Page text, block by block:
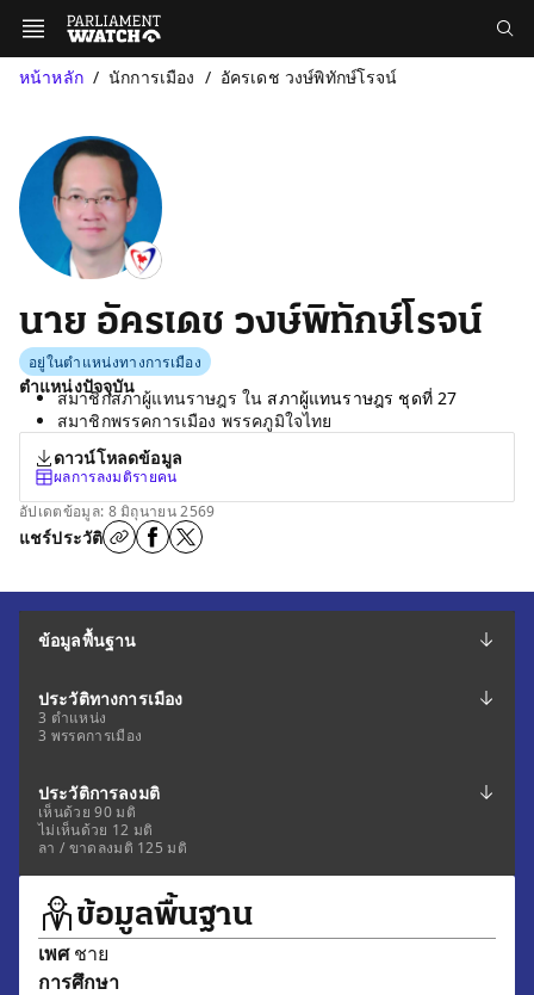
หน้าหลัก นักการเมือง อัครเดช วงษ์พิทักษ์โรจน์
นาย อัครเดช วงษ์พิทักษ์โรจน์
อยู่ในตำแหน่งทางการเมือง
ตำแหน่งปัจจุบัน
สมาชิกสภาผู้แทนราษฎร ใน สภาผู้แทนราษฎร ชุดที่ 27
สมาชิกพรรคการเมือง พรรคภูมิใจไทย
ดาวน์โหลดข้อมูล
ผลการลงมติรายคน
อัปเดตข้อมูล: 8 มิถุนายน 2569
แชร์ประวัติ
ข้อมูลพื้นฐาน
ประวัติทางการเมือง
3 ตำแหน่ง
3 พรรคการเมือง
ประวัติการลงมติ
เห็นด้วย 90 มติ
ไม่เห็นด้วย 12 มติ
ลา / ขาดลงมติ 125 มติ
ข้อมูลพื้นฐาน
เพศชาย
การศึกษา